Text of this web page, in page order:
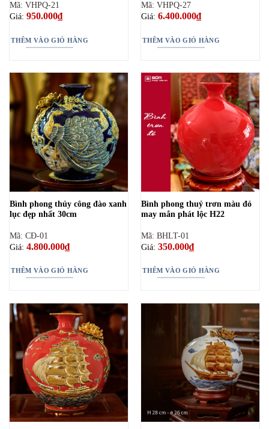
Mã: VHPQ-21
Giá: 950.000₫
THÊM VÀO GIỎ HÀNG
Mã: VHPQ-27
Giá: 6.400.000₫
THÊM VÀO GIỎ HÀNG
Bình phong thủy công đào xanh
lục đẹp nhất 30cm
Mã: CĐ-01
Giá: 4.800.000₫
THÊM VÀO GIỎ HÀNG
Bình phong thuỷ trơn màu đỏ
may mắn phát lộc H22
Mã: BHLT-01
Giá: 350.000₫
THÊM VÀO GIỎ HÀNG